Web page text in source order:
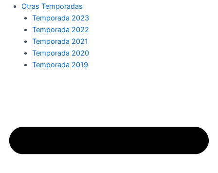
Otras Temporadas
Temporada 2023
Temporada 2022
Temporada 2021
Temporada 2020
Temporada 2019